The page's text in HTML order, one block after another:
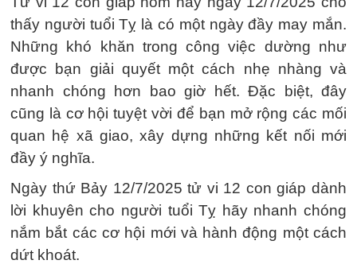
thấy người tuổi Tỵ là có một ngày đầy may mắn.
Những khó khăn trong công việc dường như
được bạn giải quyết một cách nhẹ nhàng và
nhanh chóng hơn bao giờ hết. Đặc biệt, đây
cũng là cơ hội tuyệt vời để bạn mở rộng các mối
quan hệ xã giao, xây dựng những kết nối mới
đầy ý nghĩa.
Ngày thứ Bảy 12/7/2025 tử vi 12 con giáp dành
lời khuyên cho người tuổi Tỵ hãy nhanh chóng
nắm bắt các cơ hội mới và hành động một cách
dứt khoát.